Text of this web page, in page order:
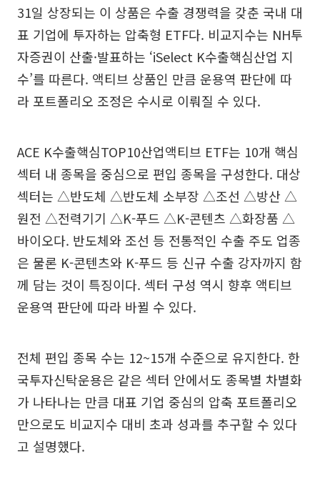
31일 상장되는 이 상품은 수출 경쟁력을 갖춘 국내 대
표 기업에 투자하는 압축형 ETF다. 비교지수는 NH투
자증권이 산출·발표하는 ‘iSelect K수출핵심산업 지
수’를 따른다. 액티브 상품인 만큼 운용역 판단에 따
라 포트폴리오 조정은 수시로 이뤄질 수 있다.
ACE K수출핵심TOP10산업액티브 ETF는 10개 핵심
섹터 내 종목을 중심으로 편입 종목을 구성한다. 대상
섹터는 △반도체 △반도체 소부장 △조선 △방산 △
원전 △전력기기 △K-푸드 △K-콘텐츠 △화장품 △
바이오다. 반도체와 조선 등 전통적인 수출 주도 업종
은 물론 K-콘텐츠와 K-푸드 등 신규 수출 강자까지 함
께 담는 것이 특징이다. 섹터 구성 역시 향후 액티브
운용역 판단에 따라 바뀔 수 있다.
전체 편입 종목 수는 12~15개 수준으로 유지한다. 한
국투자신탁운용은 같은 섹터 안에서도 종목별 차별화
가 나타나는 만큼 대표 기업 중심의 압축 포트폴리오
만으로도 비교지수 대비 초과 성과를 추구할 수 있다
고 설명했다.